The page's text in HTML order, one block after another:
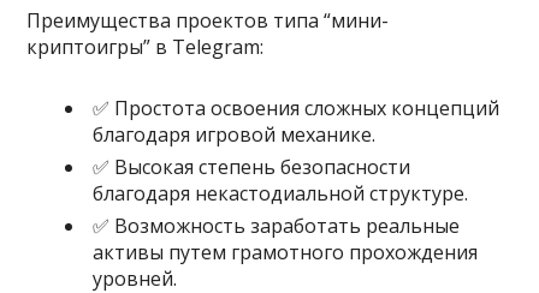
Преимущества проектов типа “мини-
криптоигры” в Telegram:
✅ Простота освоения сложных концепций
благодаря игровой механике.
✅ Высокая степень безопасности
благодаря некастодиальной структуре.
✅ Возможность заработать реальные
активы путем грамотного прохождения
уровней.